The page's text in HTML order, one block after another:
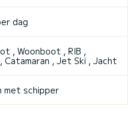
dag
, Woonboot , RIB ,
Catamaran , Jet Ski , Jacht
met schipper